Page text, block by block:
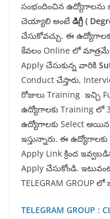
సంభందించిన ఉద్యోగాలను
చెయ్యాలి అంటే డిగ్రీ (
చేసుకోవచ్చు. ఈ
కేవలం Online లో
Apply చేసుకున్న వారికి
Conduct చేస్తారు,
రోజులు Training ఇచ్చి
ఉద్యోగాలకు Training లో
ఉద్యోగాలకు Select ఆయిన
ఇస్తున్నారు. ఈ
Apply Link క్రింద
Apply చేసుకోండి.
TELEGRAM GROUP
TELEGRAM GROUP :